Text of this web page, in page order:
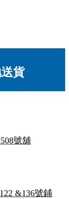
貨
號舖
&136號鋪